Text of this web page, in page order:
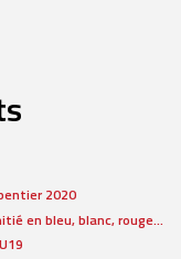
2020
en bleu, blanc, rouge…